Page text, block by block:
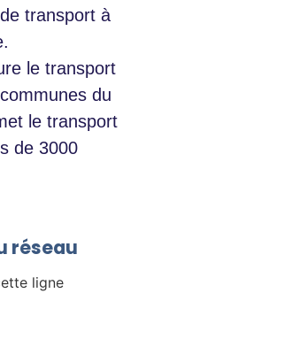
transport à
le transport
du
le transport
de 3000
réseau
ligne